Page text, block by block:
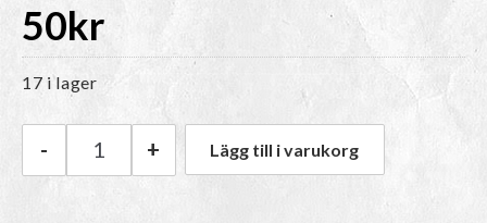
50kr
17 i lager
Rauma Vams | 58 Mørk gråblå mängd
- + Lägg till i varukorg